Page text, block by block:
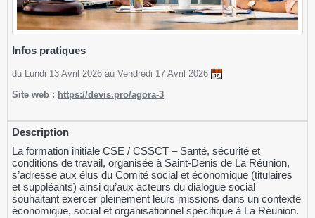
Infos pratiques
du Lundi 13 Avril 2026 au Vendredi 17 Avril 2026
Site web : https://devis.pro/agora-3
Description
La formation initiale CSE / CSSCT – Santé, sécurité et
conditions de travail, organisée à Saint-Denis de La Réunion,
s’adresse aux élus du Comité social et économique (titulaires
et suppléants) ainsi qu’aux acteurs du dialogue social
souhaitant exercer pleinement leurs missions dans un contexte
économique, social et organisationnel spécifique à La Réunion.